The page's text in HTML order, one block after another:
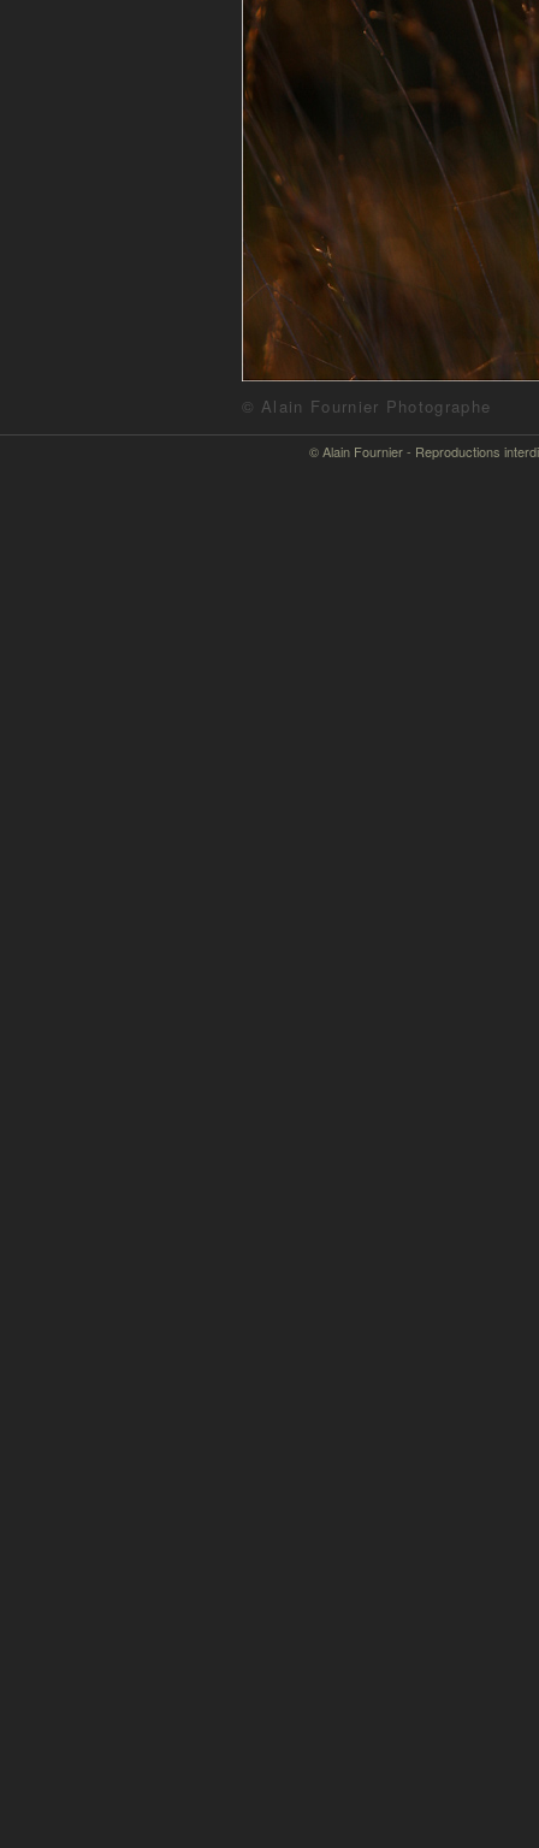
© Alain Fournier Photographe
© Alain Fournier - Reproductions